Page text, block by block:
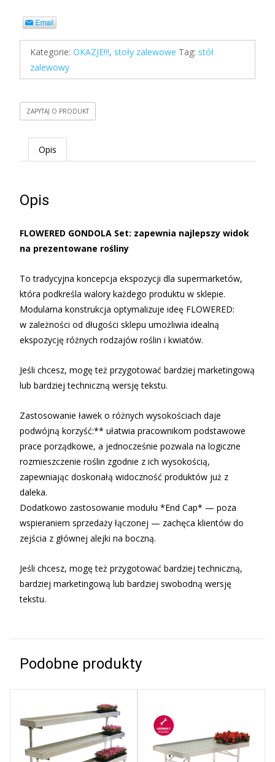
Kategorie: OKAZJE!!!, stoły zalewowe Tag: stół
zalewowy
ZAPYTAJ O PRODUKT
Opis
Opis
FLOWERED GONDOLA Set: zapewnia najlepszy widok
na prezentowane rośliny
To tradycyjna koncepcja ekspozycji dla supermarketów,
która podkreśla walory każdego produktu w sklepie.
Modularna konstrukcja optymalizuje ideę FLOWERED:
w zależności od długości sklepu umożliwia idealną
ekspozycję różnych rodzajów roślin i kwiatów.
Jeśli chcesz, mogę też przygotować bardziej marketingową
lub bardziej techniczną wersję tekstu.
Zastosowanie ławek o różnych wysokościach daje
podwójną korzyść:** ułatwia pracownikom podstawowe
prace porządkowe, a jednocześnie pozwala na logiczne
rozmieszczenie roślin zgodnie z ich wysokością,
zapewniając doskonałą widoczność produktów już z
daleka.
Dodatkowo zastosowanie modułu *End Cap* — poza
wspieraniem sprzedaży łączonej — zachęca klientów do
zejścia z głównej alejki na boczną.
Jeśli chcesz, mogę też przygotować bardziej techniczną,
bardziej marketingową lub bardziej swobodną wersję
tekstu.
Podobne produkty